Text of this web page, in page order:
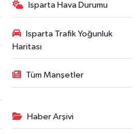
Isparta Hava Durumu
Isparta Trafik Yoğunluk
Haritası
Tüm Manşetler
Haber Arşivi